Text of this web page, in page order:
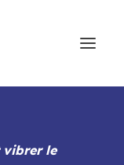
vibrer le